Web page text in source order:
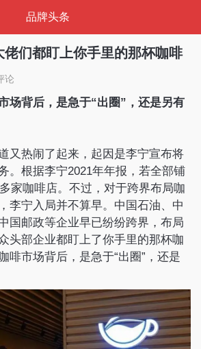
品牌头条
佬们都盯上你手里的那杯咖啡
论
场背后，是急于“出圈”，还是另有
又热闹了起来，起因是李宁宣布将
。根据李宁2021年年报，若全部铺
家咖啡店。不过，对于跨界布局咖
李宁入局并不算早。中国石油、中
国邮政等企业早已纷纷跨界，布局
头部企业都盯上了你手里的那杯咖
啡市场背后，是急于“出圈”，还是